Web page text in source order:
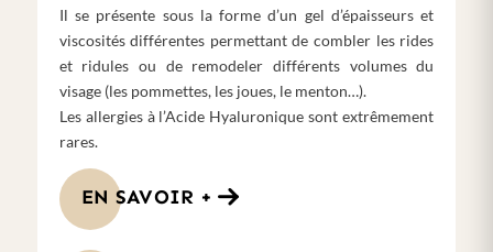
Il se présente sous la forme d’un gel d’épaisseurs et
viscosités différentes permettant de combler les rides
et ridules ou de remodeler différents volumes du
visage (les pommettes, les joues, le menton…).
Les allergies à l’Acide Hyaluronique sont extrêmement
rares.
EN SAVOIR +